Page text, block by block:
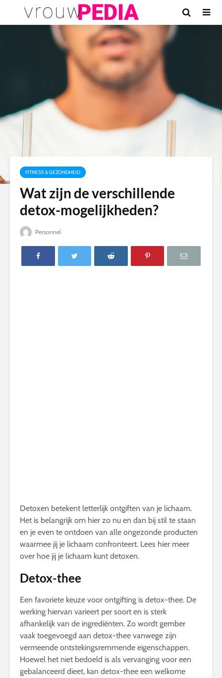
FITNESS & GEZONDHEID
Wat zijn de verschillende
detox-mogelijkheden?
Personnel
Detoxen betekent letterlijk ontgiften van je lichaam.
Het is belangrijk om hier zo nu en dan bij stil te staan
en je even te ontdoen van alle ongezonde producten
waarmee jij je lichaam confronteert. Lees hier meer
over hoe jij je lichaam kunt detoxen.
Detox-thee
Een favoriete keuze voor ontgifting is detox-thee. De
werking hiervan varieert per soort en is sterk
afhankelijk van de ingrediënten. Zo wordt gember
vaak toegevoegd aan detox-thee vanwege zijn
vermeende ontstekingsremmende eigenschappen.
Hoewel het niet bedoeld is als vervanging voor een
gebalanceerd dieet, kan detox-thee een welkome